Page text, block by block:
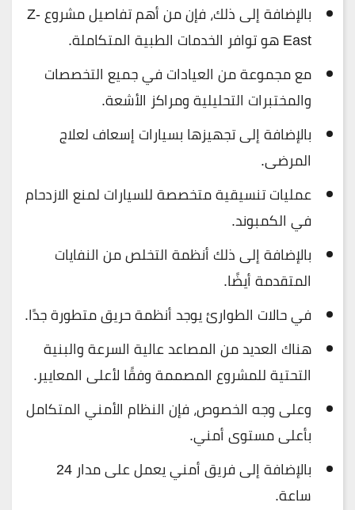
بالإضافة إلى ذلك، فإن من أهم تفاصيل مشروع Z-
East هو توافر الخدمات الطبية المتكاملة.
مع مجموعة من العيادات في جميع التخصصات
والمختبرات التحليلية ومراكز الأشعة.
بالإضافة إلى تجهيزها بسيارات إسعاف لعلاج
المرضى.
عمليات تنسيقية متخصصة للسيارات لمنع الازدحام
في الكمبوند.
بالإضافة إلى ذلك أنظمة التخلص من النفايات
المتقدمة أيضًا.
في حالات الطوارئ يوجد أنظمة حريق متطورة جدًا.
هناك العديد من المصاعد عالية السرعة والبنية
التحتية للمشروع المصممة وفقًا لأعلى المعايير.
وعلى وجه الخصوص، فإن النظام الأمني ​​المتكامل
بأعلى مستوى أمني.
بالإضافة إلى فريق أمني يعمل على مدار 24
ساعة.